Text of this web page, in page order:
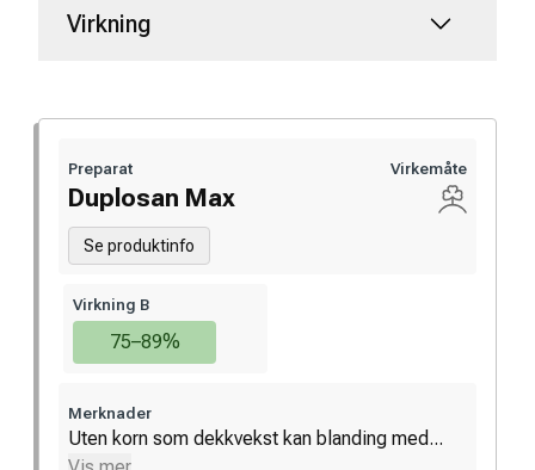
Virkning
Preparat
Duplosan Max
Se produktinfo
Virkemåte
Virkning B
75–89%
Merknader
Uten korn som dekkvekst kan blanding med...